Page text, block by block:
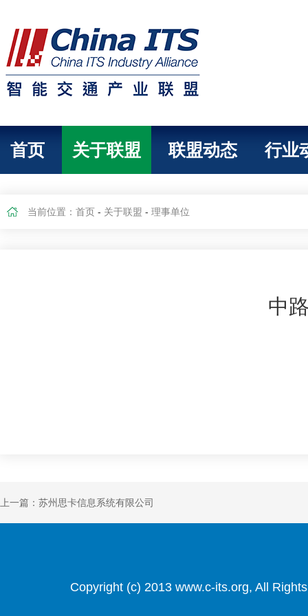
首页 关于联盟 联盟动态 行业
当前位置： 首页 - 关于联盟 - 理事单位
中
上一篇：苏州思卡信息系统有限公司
Copyright (c) 2013 www.c-its.org, All